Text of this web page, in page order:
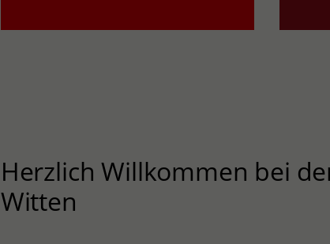
Herzlich Willkommen bei
Witten